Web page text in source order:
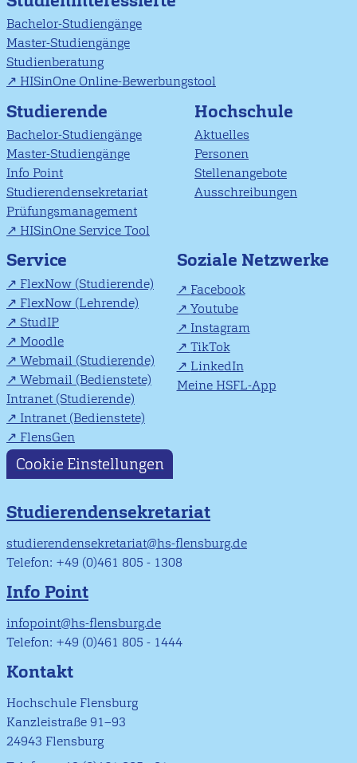
Bachelor-Studiengänge
Master-Studiengänge
Studienberatung
HISinOne Online-Bewerbungstool
Studierende
Bachelor-Studiengänge
Master-Studiengänge
Info Point
Studierendensekretariat
Prüfungsmanagement
HISinOne Service Tool
Hochschule
Aktuelles
Personen
Stellenangebote
Ausschreibungen
Service
FlexNow (Studierende)
FlexNow (Lehrende)
StudIP
Moodle
Webmail (Studierende)
Webmail (Bedienstete)
Intranet (Studierende)
Intranet (Bedienstete)
FlensGen
Soziale Netzwerke
Facebook
Youtube
Instagram
TikTok
LinkedIn
Meine HSFL-App
Cookie Einstellungen
Studierendensekretariat
studierendensekretariat@hs-flensburg.de
Telefon: +49 (0)461 805 - 1308
Info Point
infopoint@hs-flensburg.de
Telefon: +49 (0)461 805 - 1444
Kontakt
Hochschule Flensburg
Kanzleistraße 91–93
24943 Flensburg